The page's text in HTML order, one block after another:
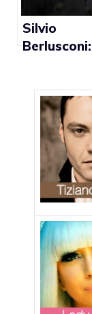
Silvio
Berlusconi:
alle belle
ragazze che
gay”